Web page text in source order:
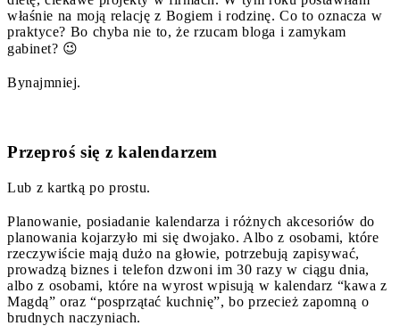
właśnie na moją relację z Bogiem i rodzinę. Co to oznacza w
praktyce? Bo chyba nie to, że rzucam bloga i zamykam
gabinet? 😉
Bynajmniej.
Przeproś się z kalendarzem
Lub z kartką po prostu.
Planowanie, posiadanie kalendarza i różnych akcesoriów do
planowania kojarzyło mi się dwojako. Albo z osobami, które
rzeczywiście mają dużo na głowie, potrzebują zapisywać,
prowadzą biznes i telefon dzwoni im 30 razy w ciągu dnia,
albo z osobami, które na wyrost wpisują w kalendarz “kawa z
Magdą” oraz “posprzątać kuchnię”, bo przecież zapomną o
brudnych naczyniach.